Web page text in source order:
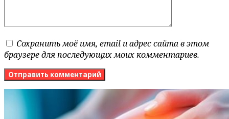
Сохранить моё имя, email и адрес сайта в этом
браузере для последующих моих комментариев.